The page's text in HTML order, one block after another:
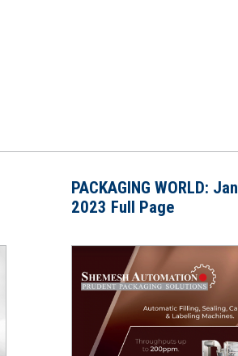
PACKAGING WORLD: Jan
2023 Full Page